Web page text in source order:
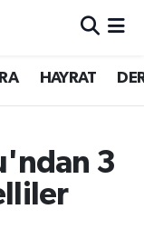
HAYRAT
3